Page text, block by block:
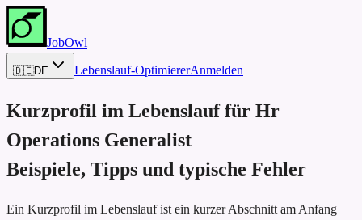
JobOwl
🇩🇪DE Lebenslauf-OptimiererAnmelden
Kurzprofil im Lebenslauf für Hr
Operations Generalist
Beispiele, Tipps und typische Fehler
Ein Kurzprofil im Lebenslauf ist ein kurzer Abschnitt am Anfang